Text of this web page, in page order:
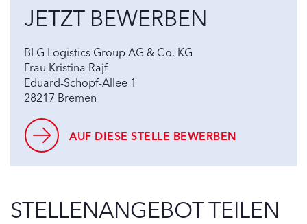
JETZT BEWERBEN
BLG Logistics Group AG & Co. KG
Frau Kristina Rajf
Eduard-Schopf-Allee 1
28217 Bremen
AUF DIESE STELLE BEWERBEN
STELLENANGEBOT TEILEN